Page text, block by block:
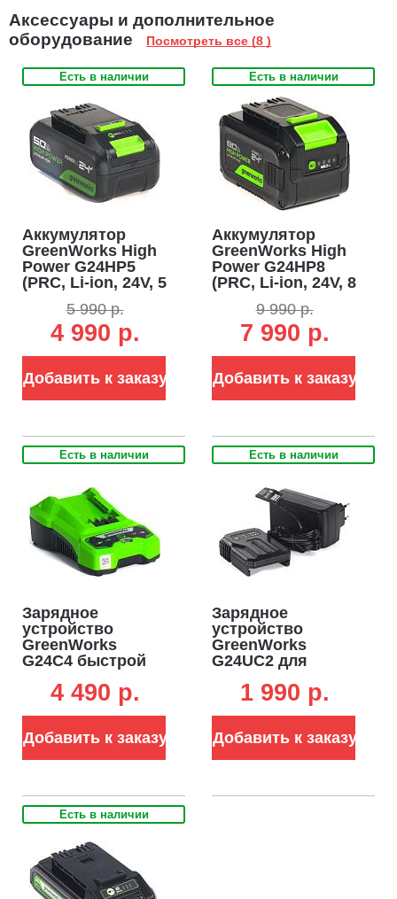
инструмент универсальным для всей линейки Greenworks.
Аксессуары и дополнительное
оборудование
Посмотреть все (8 )
Есть в наличии
Аккумулятор
GreenWorks High
Power G24HP5
(PRC, Li-ion, 24V, 5
5 990 р.
4 990 р.
Добавить к заказу
Есть в наличии
Аккумулятор
GreenWorks High
Power G24HP8
(PRC, Li-ion, 24V, 8
9 990 р.
7 990 р.
Добавить к заказу
Есть в наличии
Зарядное
устройство
GreenWorks
G24C4 быстрой
аккумуляторов
4 490 p.
Добавить к заказу
Есть в наличии
Зарядное
устройство
GreenWorks
G24UC2 для
24В (2 А)
1 990 p.
Добавить к заказу
Есть в наличии